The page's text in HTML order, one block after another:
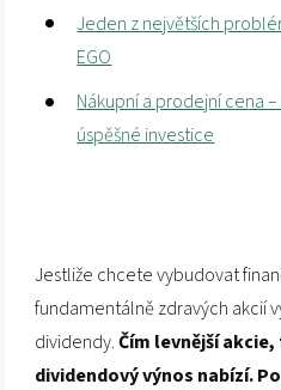
Jeden z největších
EGO
Nákupní a prodejní cena
úspěšné investice
Jestliže chcete vybudovat
fundamentálně zdravých akcií
dividendy.Čím levnější
dividendový výnos nabízí.